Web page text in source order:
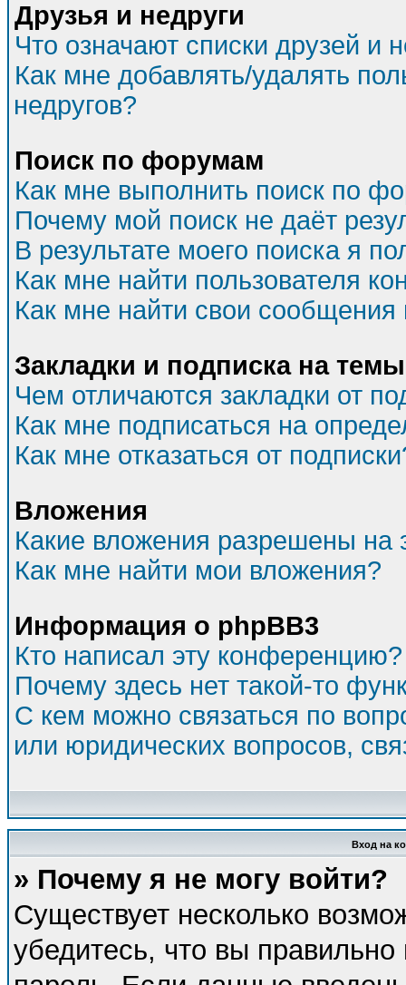
Друзья и недруги
Что означают списки друзей и
Как мне добавлять/удалять
недругов?
Поиск по форумам
Как мне выполнить поиск по
Почему мой поиск не даёт
В результате моего поиска я
Как мне найти пользователя
Как мне найти свои
Закладки и подписка на темы
Чем отличаются закладки от
Как мне подписаться на
Как мне отказаться от
Вложения
Какие вложения разрешены на
Как мне найти мои вложения?
Информация о phpBB3
Кто написал эту конференцию?
Почему здесь нет такой-то
С кем можно связаться по
или юридических вопросов,
Вход на
» Почему я не могу войти?
Существует несколько
убедитесь, что вы